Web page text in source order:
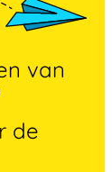
van
de